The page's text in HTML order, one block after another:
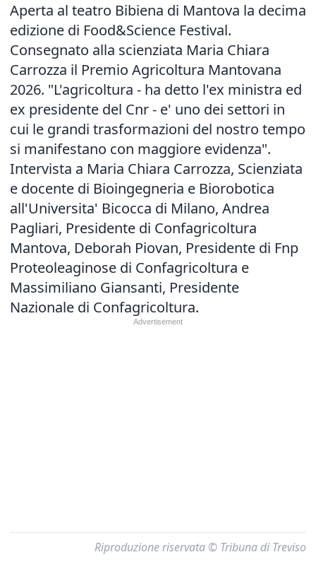
Aperta al teatro Bibiena di Mantova la decima
edizione di Food&Science Festival.
Consegnato alla scienziata Maria Chiara
Carrozza il Premio Agricoltura Mantovana
2026. "L'agricoltura - ha detto l'ex ministra ed
ex presidente del Cnr - e' uno dei settori in
cui le grandi trasformazioni del nostro tempo
si manifestano con maggiore evidenza".
Intervista a Maria Chiara Carrozza, Scienziata
e docente di Bioingegneria e Biorobotica
all'Universita' Bicocca di Milano, Andrea
Pagliari, Presidente di Confagricoltura
Mantova, Deborah Piovan, Presidente di Fnp
Proteoleaginose di Confagricoltura e
Massimiliano Giansanti, Presidente
Nazionale di Confagricoltura.
Riproduzione riservata © Tribuna di Treviso